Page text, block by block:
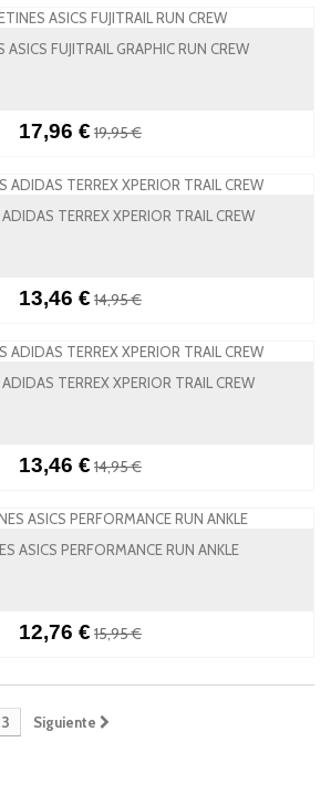
ASICS FUJITRAIL GRAPHIC RUN CREW
17,96 € 19,95 €
TERREX XPERIOR TRAIL CREW
13,46 € 14,95 €
TERREX XPERIOR TRAIL CREW
13,46 € 14,95 €
ASICS PERFORMANCE RUN ANKLE
12,76 € 15,95 €
3 Siguiente